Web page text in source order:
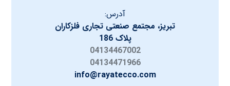
آدرس:
تبریز، مجتمع صنعتی تجاری فلزکاران
پلاک 186
04134467002
04134471966
info@rayatecco.com